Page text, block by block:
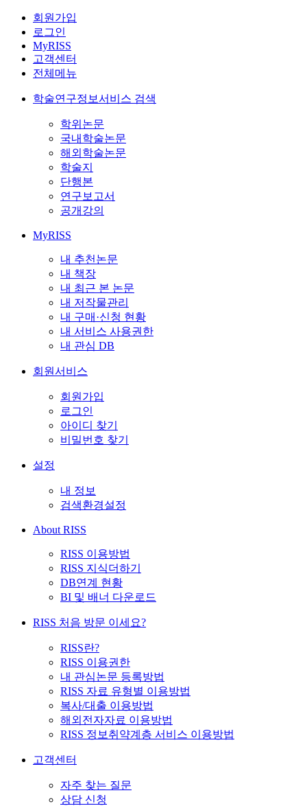
회원가입
로그인
MyRISS
고객센터
전체메뉴
학술연구정보서비스 검색
학위논문
국내학술논문
해외학술논문
학술지
단행본
연구보고서
공개강의
MyRISS
내 추천논문
내 책장
내 최근 본 논문
내 저작물관리
내 구매·신청 현황
내 서비스 사용권한
내 관심 DB
회원서비스
회원가입
로그인
아이디 찾기
비밀번호 찾기
설정
내 정보
검색환경설정
About RISS
RISS 이용방법
RISS 지식더하기
DB연계 현황
BI 및 배너 다운로드
RISS 처음 방문 이세요?
RISS란?
RISS 이용권한
내 관심논문 등록방법
RISS 자료 유형별 이용방법
복사/대출 이용방법
해외전자자료 이용방법
RISS 정보취약계층 서비스 이용방법
고객센터
자주 찾는 질문
상담 신청